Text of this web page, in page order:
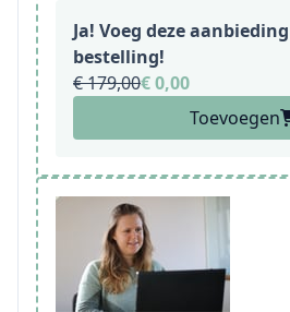
Ja! Voeg deze
bestelling!
€ 179,00€ 0,00
Toevoegen